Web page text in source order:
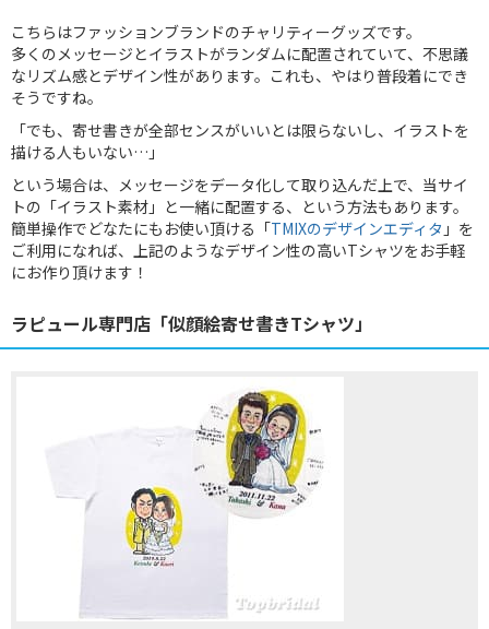
こちらはファッションブランドのチャリティーグッズです。
多くのメッセージとイラストがランダムに配置されていて、不思議
なリズム感とデザイン性があります。これも、やはり普段着にでき
そうですね。
「でも、寄せ書きが全部センスがいいとは限らないし、イラストを
描ける人もいない…」
という場合は、メッセージをデータ化して取り込んだ上で、当サイ
トの「イラスト素材」と一緒に配置する、という方法もあります。
簡単操作でどなたにもお使い頂ける「TMIXのデザインエディタ 」を
ご利用になれば、上記のようなデザイン性の高いTシャツをお手軽
にお作り頂けます！
ラピュール専門店「似顔絵寄せ書きTシャツ」